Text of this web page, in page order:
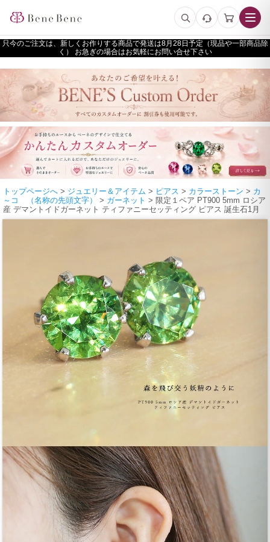
只今のご注文は、新しくお作りする商品で発送は
予定（現品や一部商品除
く） お急ぎの場合はお気軽にお問い合せ下さい
トップページへ > ジュエリー＆アイテム > ピアス > カラーストーン > カ
～コ （名称の先頭文字）
> ガーネット > 限定１ペア PT900 5mm ロシア
産 デマントイドガーネット ティファニーセッティング ピアス 誕生石1月